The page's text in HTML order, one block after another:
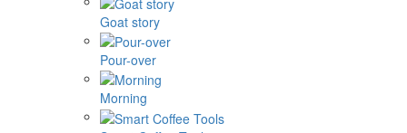
Goat story
Pour-over
Morning